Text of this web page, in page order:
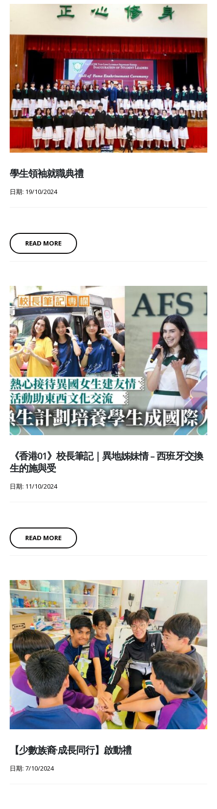
學生領袖就職典禮
日期: 19/10/2024
READ MORE
《香港01》校長筆記｜異地姊妹情 – 西班牙交換
生的施與受
日期: 11/10/2024
READ MORE
【少數族裔·成長同行】啟動禮
日期: 7/10/2024